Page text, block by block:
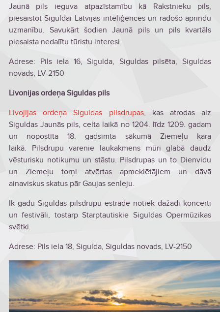
Jaunā pils ieguva atpazīstamību kā Rakstnieku pils,
piesaistot Siguldai Latvijas inteliģences un radošo aprindu
uzmanību. Savukārt šodien Jaunā pils un pils kvartāls
piesaista nedalītu tūristu interesi.
Adrese: Pils iela 16, Sigulda, Siguldas pilsēta, Siguldas
novads, LV-2150
Livonijas ordeņa Siguldas pils
Livojijas ordeņa Siguldas pilsdrupas, kas atrodas aiz
Siguldas Jaunās pils, celta laikā no 1204. līdz 1209. gadam
un nopostīta 18. gadsimta sākumā Ziemeļu kara
laikā. Pilsdrupu varenie laukakmens mūri glabā daudz
vēsturisku notikumu un stāstu. Pilsdrupas un to Dienvidu
un Ziemeļu torņi atvērtas apmeklētājiem un dāvā
ainaviskus skatus pār Gaujas senleju.
Ik gadu Siguldas pilsdrupu estrādē notiek dažādi koncerti
un festivāli, tostarp Starptautiskie Siguldas Opermūzikas
svētki.
Adrese: Pils iela 18, Sigulda, Siguldas novads, LV-2150